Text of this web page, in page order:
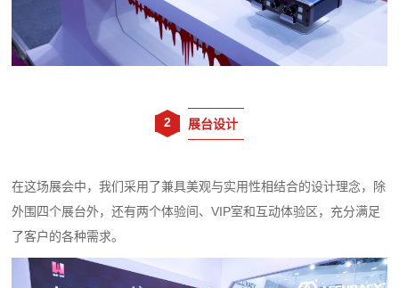
2 展台设计
在这场展会中，我们采用了兼具美观与实用性相结合的设计理念，除
外围四个展台外，还有两个体验间、VIP室和互动体验区，充分满足
了客户的各种需求。